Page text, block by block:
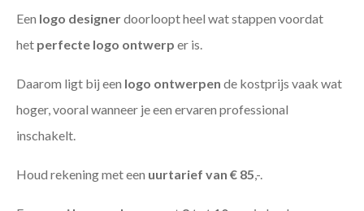
Een logo designerdoorloopt heel wat stappen voordat
het perfecte logo ontwerp er is.
Daarom ligt bij een logo ontwerpen de kostprijs vaak wat
hoger, vooral wanneer je een ervaren professional
inschakelt.
Houd rekening met een uurtarief van € 85,-.